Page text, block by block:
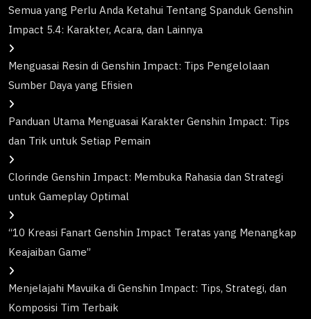
Semua yang Perlu Anda Ketahui Tentang Spanduk Genshin
Impact 5.4: Karakter, Acara, dan Lainnya
Menguasai Resin di Genshin Impact: Tips Pengelolaan
Sumber Daya yang Efisien
Panduan Utama Menguasai Karakter Genshin Impact: Tips
dan Trik untuk Setiap Pemain
Clorinde Genshin Impact: Membuka Rahasia dan Strategi
untuk Gameplay Optimal
“10 Kreasi Fanart Genshin Impact Teratas yang Menangkap
Keajaiban Game”
Menjelajahi Mavuika di Genshin Impact: Tips, Strategi, dan
Komposisi Tim Terbaik